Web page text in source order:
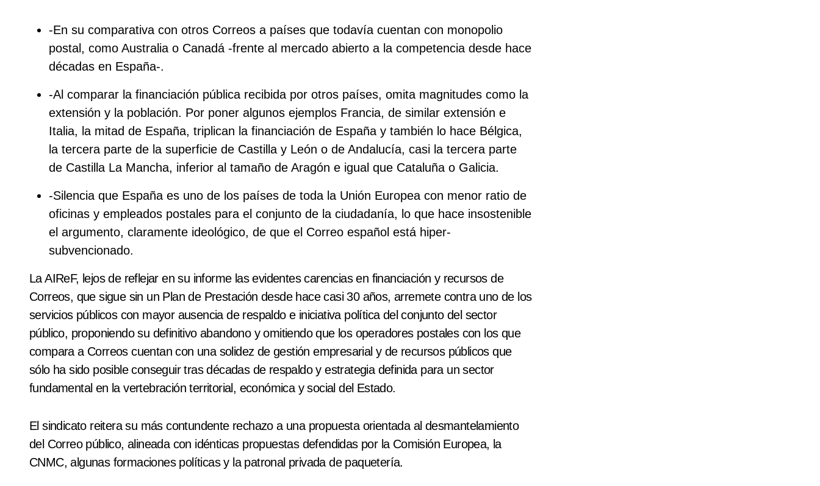
-En su comparativa con otros Correos a países que todavía cuentan con monopolio
postal, como Australia o Canadá -frente al mercado abierto a la competencia desde hace
décadas en España-.
-Al comparar la financiación pública recibida por otros países, omita magnitudes como la
extensión y la población. Por poner algunos ejemplos Francia, de similar extensión e
Italia, la mitad de España, triplican la financiación de España y también lo hace Bélgica,
la tercera parte de la superficie de Castilla y León o de Andalucía, casi la tercera parte
de Castilla La Mancha, inferior al tamaño de Aragón e igual que Cataluña o Galicia.
-Silencia que España es uno de los países de toda la Unión Europea con menor ratio de
oficinas y empleados postales para el conjunto de la ciudadanía, lo que hace insostenible
el argumento, claramente ideológico, de que el Correo español está hiper-
subvencionado.
LaAIReF, lejos de reflejar en su informe las evidentes carencias en financiación y recursos de
Correos, que sigue sin un Plan de Prestación desde hace casi 30 años, arremete contra uno de los
servicios públicos con mayor ausencia de respaldo e iniciativa política del conjunto del sector
público, proponiendo su definitivo abandono y omitiendo que los operadores postales con los que
compara a Correos cuentan con una solidez de gestión empresarial y de recursos públicos que
sólo ha sido posible conseguir tras décadas de respaldo y estrategia definida para un sector
fundamental en la vertebración territorial, económica y social del Estado.
El sindicato reitera su más contundente rechazo a una propuesta orientada al desmantelamiento
del Correo público, alineada con idénticas propuestas defendidas por la Comisión Europea, la
CNMC, algunas formaciones políticas y la patronal privada de paquetería.